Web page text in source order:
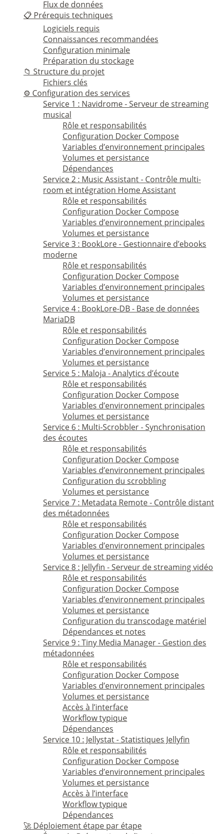
Flux de données
📋 Prérequis techniques
Logiciels requis
Connaissances recommandées
Configuration minimale
Préparation du stockage
📁 Structure du projet
Fichiers clés
⚙️ Configuration des services
Service 1 : Navidrome - Serveur de streaming
musical
Rôle et responsabilités
Configuration Docker Compose
Variables d’environnement principales
Volumes et persistance
Dépendances
Service 2 : Music Assistant - Contrôle multi-
room et intégration Home Assistant
Rôle et responsabilités
Configuration Docker Compose
Variables d’environnement principales
Volumes et persistance
Service 3 : BookLore - Gestionnaire d’ebooks
moderne
Rôle et responsabilités
Configuration Docker Compose
Variables d’environnement principales
Volumes et persistance
Service 4 : BookLore-DB - Base de données
MariaDB
Rôle et responsabilités
Configuration Docker Compose
Variables d’environnement principales
Volumes et persistance
Service 5 : Maloja - Analytics d’écoute
Rôle et responsabilités
Configuration Docker Compose
Variables d’environnement principales
Volumes et persistance
Service 6 : Multi-Scrobbler - Synchronisation
des écoutes
Rôle et responsabilités
Configuration Docker Compose
Variables d’environnement principales
Configuration du scrobbling
Volumes et persistance
Service 7 : Metadata Remote - Contrôle distant
des métadonnées
Rôle et responsabilités
Configuration Docker Compose
Variables d’environnement principales
Volumes et persistance
Service 8 : Jellyfin - Serveur de streaming vidéo
Rôle et responsabilités
Configuration Docker Compose
Variables d’environnement principales
Volumes et persistance
Configuration du transcodage matériel
Dépendances et notes
Service 9 : Tiny Media Manager - Gestion des
métadonnées
Rôle et responsabilités
Configuration Docker Compose
Variables d’environnement principales
Volumes et persistance
Accès à l’interface
Workflow typique
Dépendances
Service 10 : Jellystat - Statistiques Jellyfin
Rôle et responsabilités
Configuration Docker Compose
Variables d’environnement principales
Volumes et persistance
Accès à l’interface
Workflow typique
Dépendances
🚀 Déploiement étape par étape